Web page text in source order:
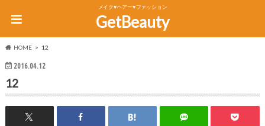
メイク♥ヘアー♥ファッション
GetBeauty
HOME 12
2016.04.12
12